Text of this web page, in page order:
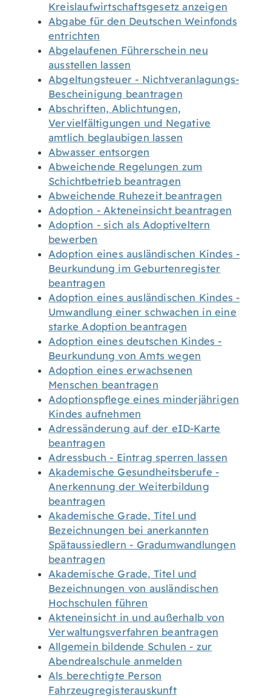
Kreislaufwirtschaftsgesetz anzeigen
Abgabe für den Deutschen Weinfonds
entrichten
Abgelaufenen Führerschein neu
ausstellen lassen
Abgeltungsteuer - Nichtveranlagungs-
Bescheinigung beantragen
Abschriften, Ablichtungen,
Vervielfältigungen und Negative
amtlich beglaubigen lassen
Abwasser entsorgen
Abweichende Regelungen zum
Schichtbetrieb beantragen
Abweichende Ruhezeit beantragen
Adoption - Akteneinsicht beantragen
Adoption - sich als Adoptiveltern
bewerben
Adoption eines ausländischen Kindes -
Beurkundung im Geburtenregister
beantragen
Adoption eines ausländischen Kindes -
Umwandlung einer schwachen in eine
starke Adoption beantragen
Adoption eines deutschen Kindes -
Beurkundung von Amts wegen
Adoption eines erwachsenen
Menschen beantragen
Adoptionspflege eines minderjährigen
Kindes aufnehmen
Adressänderung auf der eID-Karte
beantragen
Adressbuch - Eintrag sperren lassen
Akademische Gesundheitsberufe -
Anerkennung der Weiterbildung
beantragen
Akademische Grade, Titel und
Bezeichnungen bei anerkannten
Spätaussiedlern - Gradumwandlungen
beantragen
Akademische Grade, Titel und
Bezeichnungen von ausländischen
Hochschulen führen
Akteneinsicht in und außerhalb von
Verwaltungsverfahren beantragen
Allgemein bildende Schulen - zur
Abendrealschule anmelden
Als berechtigte Person
Fahrzeugregisterauskunft